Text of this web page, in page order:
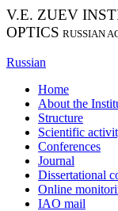
V.E. ZUEV
OPTICS RUSSIAN
Russian
Home
About the
Structure
Scientific
Conferences
Journal
Dissertational
Online
IAO mail